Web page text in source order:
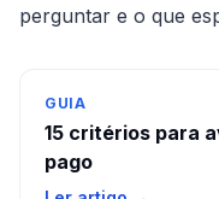
perguntar e o que
GUIA
15 critérios para
pago